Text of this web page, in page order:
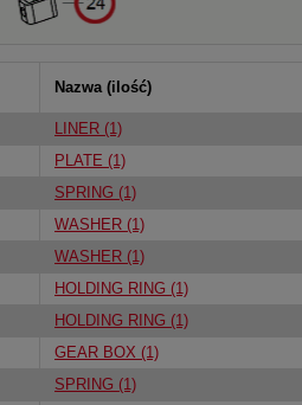
Nazwa (ilość)
LINER (1)
PLATE (1)
SPRING (1)
WASHER (1)
WASHER (1)
HOLDING RING (1)
HOLDING RING (1)
GEAR BOX (1)
SPRING (1)